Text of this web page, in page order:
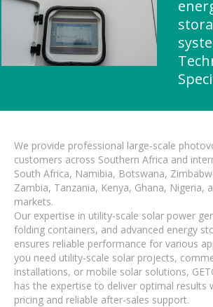
We provide professional large-scale
customers across Southern Africa and
South Africa, Namibia, Botswana,
Zambia, Tanzania, Kenya, Ghana, Nigeria,
markets.
Our expertise in utility-scale solar power
folding containers, and advanced energy
ensures reliable performance for various
you need utility-scale solar projects,
installations, or mobile solar solutions,
has the expertise to deliver optimal results
pricing and reliable after-sales support.